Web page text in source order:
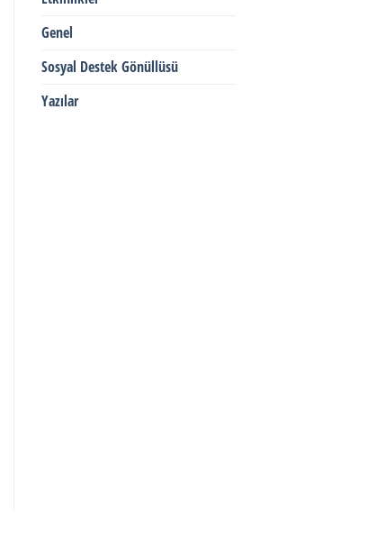
Genel
Sosyal Destek Gönüllüsü
Yazılar